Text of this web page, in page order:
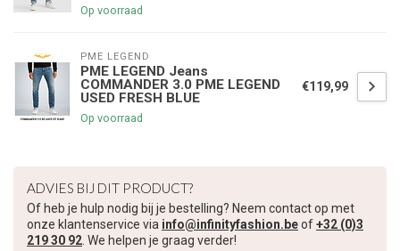
Op voorraad
PME LEGEND
PME LEGEND Jeans
COMMANDER 3.0 PME LEGEND
USED FRESH BLUE
Op voorraad
€119,99
ADVIES BIJ DIT PRODUCT?
Of heb je hulp nodig bij je bestelling? Neem contact op met
onze klantenservice via info@infinityfashion.beof+32 (0)3
219 30 92. We helpen je graag verder!